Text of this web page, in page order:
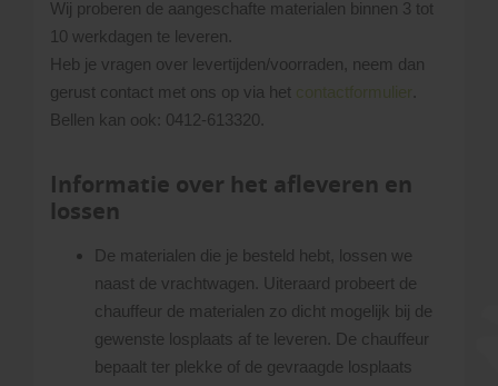
Wij proberen de aangeschafte materialen binnen 3 tot
10 werkdagen te leveren.
Heb je vragen over levertijden/voorraden, neem dan
gerust contact met ons op via het contactformulier
Bellen kan ook: 0412-613320.
Informatie over het afleveren en
lossen
De materialen die je besteld hebt, lossen we
naast de vrachtwagen. Uiteraard probeert de
chauffeur de materialen zo dicht mogelijk bij de
gewenste losplaats af te leveren. De chauffeur
bepaalt ter plekke of de gevraagde losplaats